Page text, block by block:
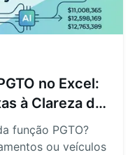
no Excel:
à Clareza da
função PGTO?
ou veículos